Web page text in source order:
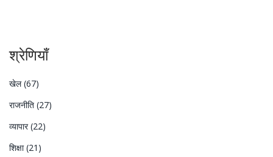
श्रेणियाँ
खेल(67)
राजनीति (27)
व्यापार(22)
शिक्षा(21)